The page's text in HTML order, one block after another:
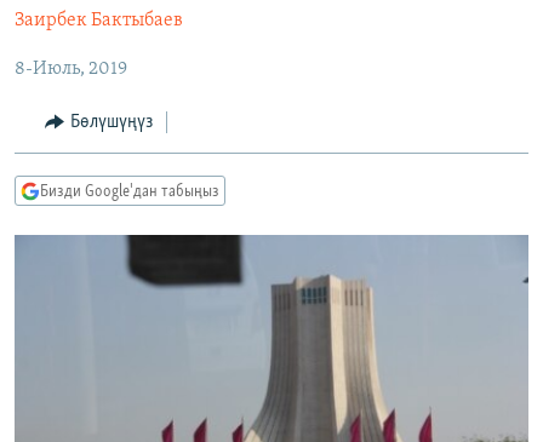
ЭКОНОМИКА
МАДАНИЯТ
БОРБОР АЗИЯ
АТАЙЫН ИЛИКТӨӨ
ТВ ПРОГРАММАЛАР
БҮГҮН АЗАТТЫКТА
БИЗ ЖАНА ДҮЙНӨ
ЭЖЕ-СИҢДИЛЕР
ПОДКАСТ
ӨЗГӨЧӨ ПИКИР
ОНЛАЙН ШЕРИНЕ
Заирбек Бактыбаев
8-Июль, 2019
Бөлүшүңүз
Бизди Google'дан табыңыз